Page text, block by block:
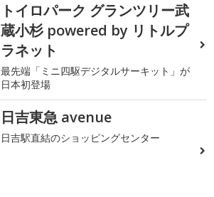
トイロパーク グランツリー武
蔵小杉 powered by リトルプ
ラネット
最先端「ミニ四駆デジタルサーキット」が
日本初登場
日吉東急 avenue
日吉駅直結のショッピングセンター